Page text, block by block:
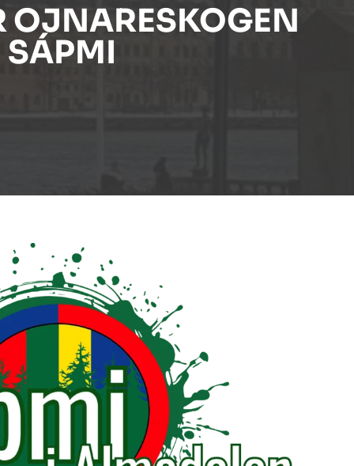
OJNARESKOGEN